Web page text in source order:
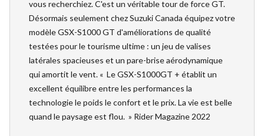
vous recherchiez. C'est un véritable tour de force GT.
Désormais seulement chez Suzuki Canada équipez votre
modèle GSX-S1000 GT d'améliorations de qualité
testées pour le tourisme ultime : un jeu de valises
latérales spacieuses et un pare-brise aérodynamique
qui amortit le vent. « Le GSX-S1000GT + établit un
excellent équilibre entre les performances la
technologie le poids le confort et le prix. La vie est belle
quand le paysage est flou. » Rider Magazine 2022